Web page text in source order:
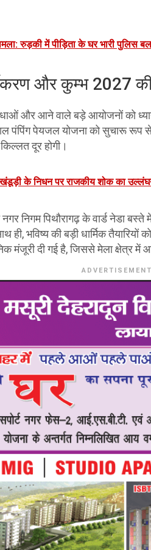
रुड़की में पीड़िता के घर भारी पुलिस
और कुम्भ 2027 की
और आने वाले बड़े आयोजनों को
पंपिंग पेयजल योजना को सुचारू
दूर होगी।
के निधन पर राजकीय शोक का उल्लंघन,
निगम पिथौरागढ़ के वार्ड नेडा बस्ते
ही, भविष्य की बड़ी धार्मिक
मंजूरी दी गई है, जिससे मेला क्षेत्र